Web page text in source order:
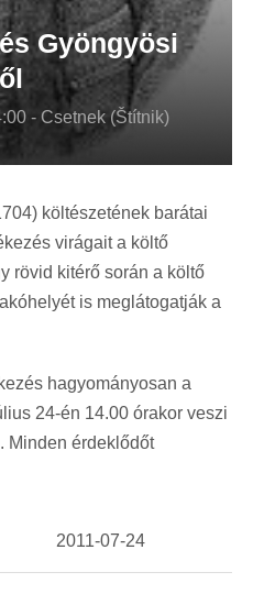
Gyöngyösi
- Csetnek (Štítnik)
költészetének barátai
virágait a költő
rövid kitérő során a költő
is meglátogatják a
hagyományosan a
24-én 14.00 órakor veszi
Minden érdeklődőt
2011-07-24